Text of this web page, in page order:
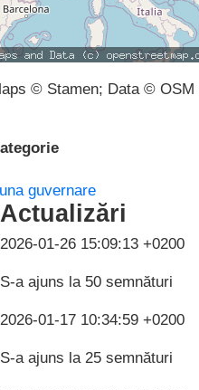
© Stamen; Data © OSM
guvernare
Actualizări
2026-01-26 15:09:13 +0200
S-a ajuns la 50 semnături
2026-01-17 10:34:59 +0200
S-a ajuns la 25 semnături